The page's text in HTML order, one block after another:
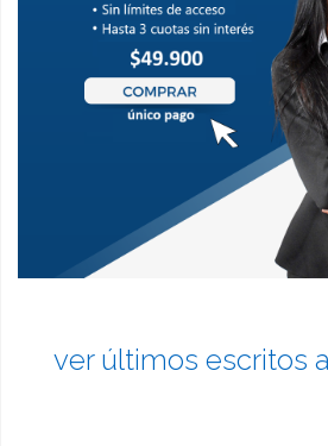
ver últimos escritos